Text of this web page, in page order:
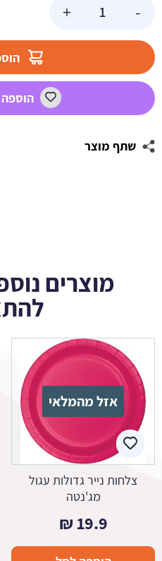
-
+
שתף מוצר
מוצרים
אזל מהמלאי
צלחות נייר גדולות עגול
מג'נטה
19.9
₪